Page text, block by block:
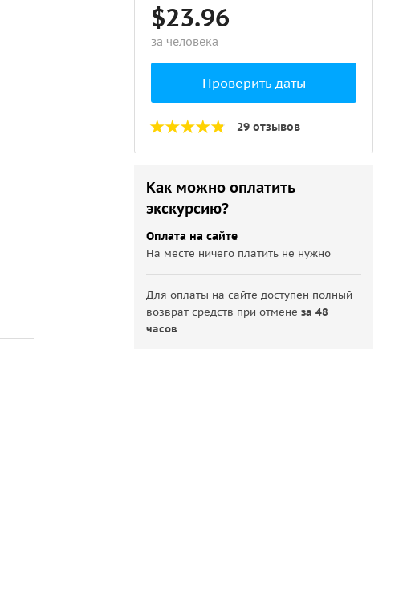
$23.96
за человека
Проверить даты
29 отзывов
Как можно оплатить
экскурсию?
Оплата на сайте
На месте ничего платить не нужно
Для оплаты на сайте доступен полный
возврат средств при отменеза 48
часов